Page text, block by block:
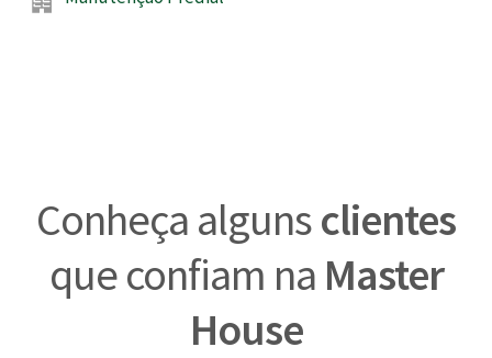
Conheça algunsclientes
que confiam na Master
House